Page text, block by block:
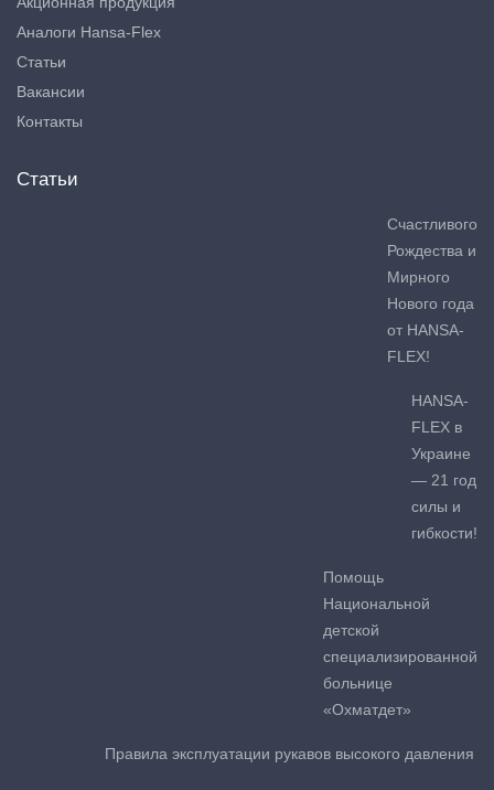
Аналоги Hansa-Flex
Статьи
Вакансии
Контакты
Статьи
Счастливого
Рождества и
Мирного
Нового года
от HANSA-
FLEX!
HANSA-
FLEX в
Украине
— 21 год
силы и
гибкости!
Помощь
Национальной
детской
специализированной
больнице
«Охматдет»
Правила эксплуатации рукавов высокого давления